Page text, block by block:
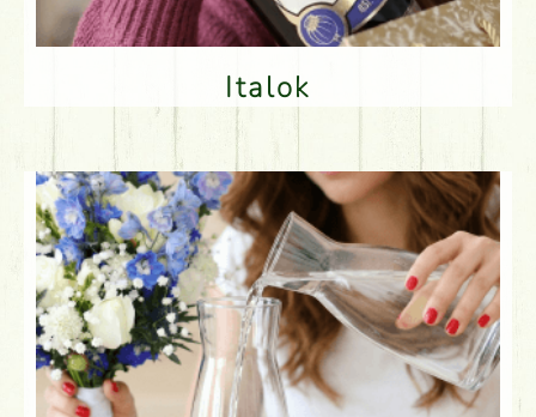
Italok